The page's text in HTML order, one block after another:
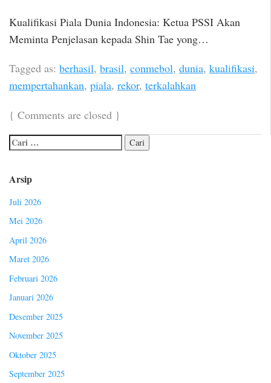
Kualifikasi Piala Dunia Indonesia: Ketua PSSI Akan
Meminta Penjelasan kepada Shin Tae yong…
Tagged as: berhasil, brasil, conmebol, dunia, kualifikasi,
mempertahankan, piala, rekor, terkalahkan
{ Comments are closed }
Arsip
Juli 2026
Mei 2026
April 2026
Maret 2026
Februari 2026
Januari 2026
Desember 2025
November 2025
Oktober 2025
September 2025